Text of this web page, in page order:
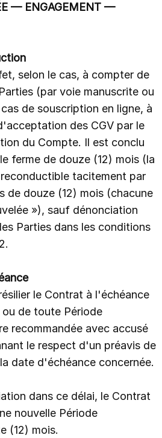
— ENGAGEMENT —
selon le cas, à compter de
(par voie manuscrite ou
de souscription en ligne, à
des CGV par le
du Compte. Il est conclu
ferme de douze (12) mois (la
tacitement par
de douze (12) mois (chacune
»), sauf dénonciation
Parties dans les conditions
le Contrat à l'échéance
de toute Période
recommandée avec accusé
le respect d'un préavis de
date d'échéance concernée.
dans ce délai, le Contrat
nouvelle Période
(12) mois.